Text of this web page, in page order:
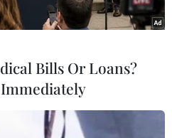
(Vnews)
Bills Or Loans?